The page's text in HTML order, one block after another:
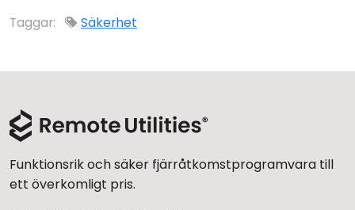
Taggar: Säkerhet
Funktionsrik och säker fjärråtkomstprogramvara till
ett överkomligt pris.